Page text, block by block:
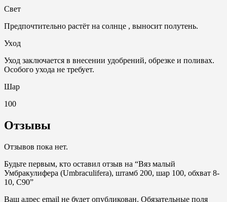
Свет
Предпочтительно растёт на солнце , выносит полутень.
Ухoд
Уход заключается в внесении удобрений, обрезке и поливах.
Особого ухода не требует.
Шар
100
Отзывы
Отзывов пока нет.
Будьте первым, кто оставил отзыв на “Вяз малый
Умбракулифера (Umbraculifera), штамб 200, шар 100, обхват 8-
10, С90”
Ваш адрес email не будет опубликован. Обязательные поля